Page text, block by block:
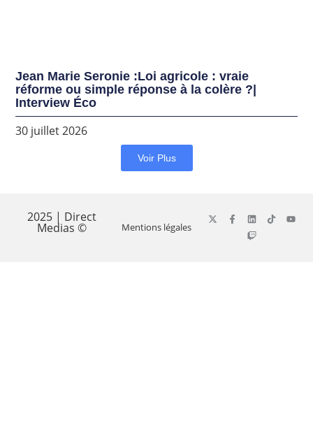
Jean Marie Seronie :Loi agricole : vraie
réforme ou simple réponse à la colère ?|
Interview Éco
30 juillet 2026
Voir Plus
2025 | Direct
Medias © Mentions légales